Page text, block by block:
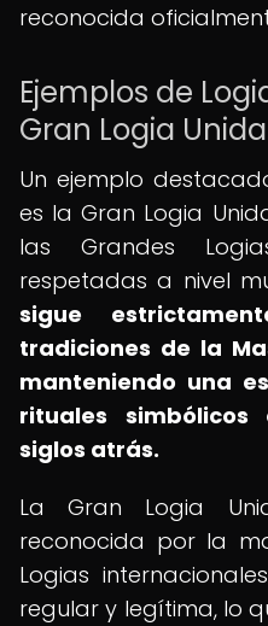
reconocida
Ejemplos de
Gran Logia
Un ejemplo
es la Gran Logia
las Grandes
respetadas a nivel
sigue
tradiciones de la
manteniendo una
rituales
siglos atrás.
La Gran Logia
reconocida por la
Logias
regular y legítima, lo